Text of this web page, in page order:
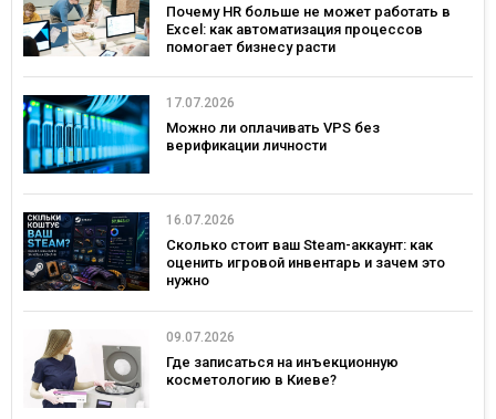
Почему HR больше не может работать в
Excel: как автоматизация процессов
помогает бизнесу расти
17.07.2026
Можно ли оплачивать VPS без
верификации личности
16.07.2026
Сколько стоит ваш Steam-аккаунт: как
оценить игровой инвентарь и зачем это
нужно
09.07.2026
Где записаться на инъекционную
косметологию в Киеве?